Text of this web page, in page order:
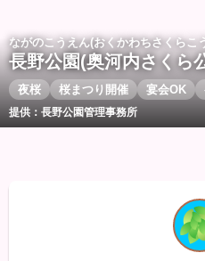
ながのこうえん(おくかわちさくらこ
長野公園(奥河内さくら
夜桜 桜まつり開催 宴会OK
提供：長野公園管理事務所